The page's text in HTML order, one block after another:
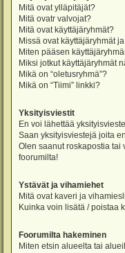
Mitä ovat ylläpitäjät?
Mitä ovatr valvojat?
Mitä ovat käyttäjäryhmät?
Missä ovat käyttäjäryhmät
Miten pääsen
Miksi jotkut käyttäjäryhmät
Mikä on “oletusryhmä”?
Mikä on “Tiimi” linkki?
Yksityisviestit
En voi lähettää
Saan yksityisviestejä joita
Olen saanut roskapostia tai
foorumilta!
Ystävät ja vihamiehet
Mitä ovat kaveri ja
Kuinka voin lisätä / poistaa
Foorumilta hakeminen
Miten etsin alueelta tai